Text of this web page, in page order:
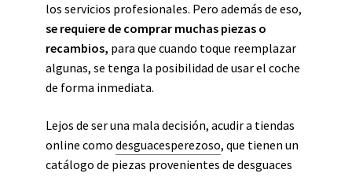
los servicios profesionales. Pero además de eso,
se requiere de comprar muchas piezas o
recambios, para que cuando toque reemplazar
algunas, se tenga la posibilidad de usar el coche
de forma inmediata.
Lejos de ser una mala decisión, acudir a tiendas
online como desguacesperezoso, que tienen un
catálogo de piezas provenientes de desguaces